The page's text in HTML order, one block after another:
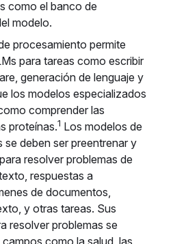
como el banco de
modelo.
procesamiento permite
para tareas como escribir
generación de lenguaje y
los modelos especializados
comprender las
proteínas.1 Los modelos de
se deben ser preentrenar y
resolver problemas de
respuestas a
de documentos,
y otras tareas. Sus
resolver problemas se
como la salud, las